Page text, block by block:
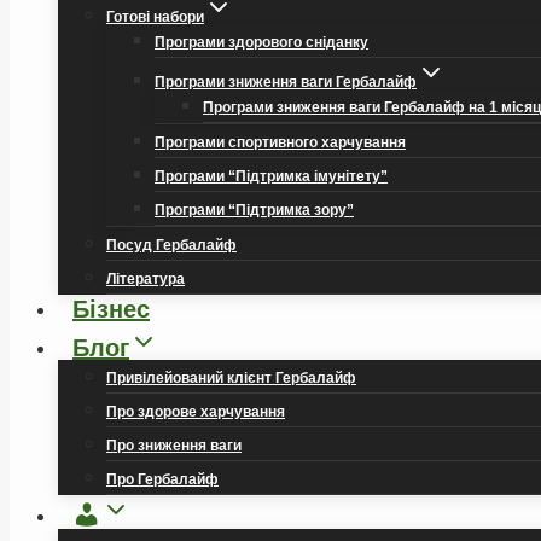
Готові набори
Програми здорового сніданку
Програми зниження ваги Гербалайф
Програми зниження ваги Гербалайф на 1
Програми спортивного харчування
Програми “Підтримка імунітету”
Програми “Підтримка зору”
Посуд Гербалайф
Література
Бізнес
Блог
Привілейований клієнт Гербалайф
Про здорове харчування
Про зниження ваги
Про Гербалайф
Обліковий
запис